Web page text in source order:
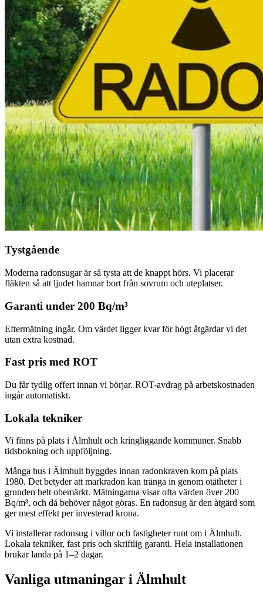
Tystgående
Moderna radonsugar är så tysta att de knappt hörs. Vi placerar
fläkten så att ljudet hamnar bort från sovrum och uteplatser.
Garanti under 200 Bq/m³
Eftermätning ingår. Om värdet ligger kvar för högt åtgärdar vi det
utan extra kostnad.
Fast pris med ROT
Du får tydlig offert innan vi börjar. ROT-avdrag på arbetskostnaden
ingår automatiskt.
Lokala tekniker
Vi finns på plats i Älmhult och kringliggande kommuner. Snabb
tidsbokning och uppföljning.
Många hus i Älmhult byggdes innan radonkraven kom på plats
1980. Det betyder att markradon kan tränga in genom otätheter i
grunden helt obemärkt. Mätningarna visar ofta värden över 200
Bq/m³, och då behöver något göras. En radonsug är den åtgärd som
ger mest effekt per investerad krona.
Vi installerar radonsug i villor och fastigheter runt om i Älmhult.
Lokala tekniker, fast pris och skriftlig garanti. Hela installationen
brukar landa på 1–2 dagar.
Vanliga utmaningar i Älmhult